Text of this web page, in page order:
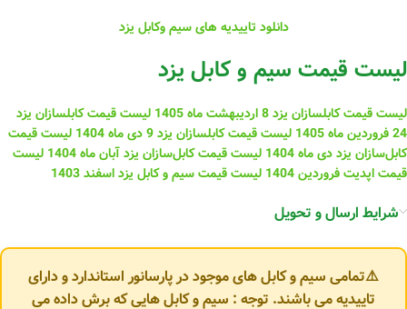
دانلود تاییدیه های سیم وکابل یزد
لیست قیمت سیم و کابل یزد
لیست قیمت کابلسازان یزد 8 اردیبهشت ماه 1405
لیست قیمت کابلسازان یزد
24 فروردین ماه 1405
لیست قیمت کابلسازان یزد 9 دی ماه 1404
لیست قیمت
کابل‌سازان یزد دی ماه 1404
لیست قیمت کابل‌سازان یزد آبان ماه 1404
لیست
قیمت اپدیت فروردین 1404
لیست قیمت سیم و کابل یزد اسفند 1403
شرایط ارسال و تحویل
⚠️تمامی سیم و کابل های موجود در پارسانور استاندارد و دارای
تاییدیه می باشند. توجه : سیم و کابل هایی که برش داده می